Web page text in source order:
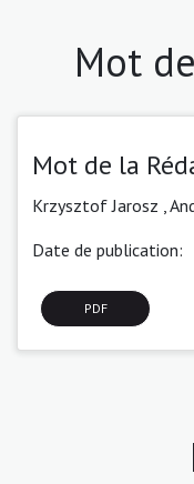
Mot
Mot de la
Krzysztof Jarosz ,
Date de publication:
PDF